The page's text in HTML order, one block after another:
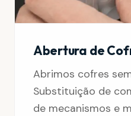
Abertura de
Abrimos cofres
Substituição de
de mecanismos e